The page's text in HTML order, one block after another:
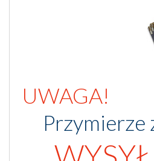
UWAGA!
Przymierze